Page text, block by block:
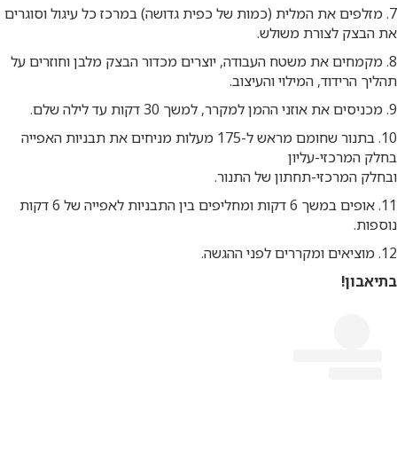
7. מזלפים את המלית (כמות של כפית גדושה) במרכז כל עיגול וסוגרים
את הבצק לצורת משולש.
8. מקמחים את משטח העבודה, יוצרים מכדור הבצק מלבן וחוזרים על
תהליך הרידוד, המילוי והעיצוב.
9. מכניסים את אוזני ההמן למקרר, למשך 30 דקות עד לילה שלם.
10. בתנור שחומם מראש ל-175 מעלות מניחים את תבניות האפייה
בחלק המרכזי-עליון
ובחלק המרכזי-תחתון של התנור.
11. אופים במשך 6 דקות ומחליפים בין התבניות לאפייה של 6 דקות
נוספות.
12. מוציאים ומקררים לפני ההגשה.
בתיאבון!